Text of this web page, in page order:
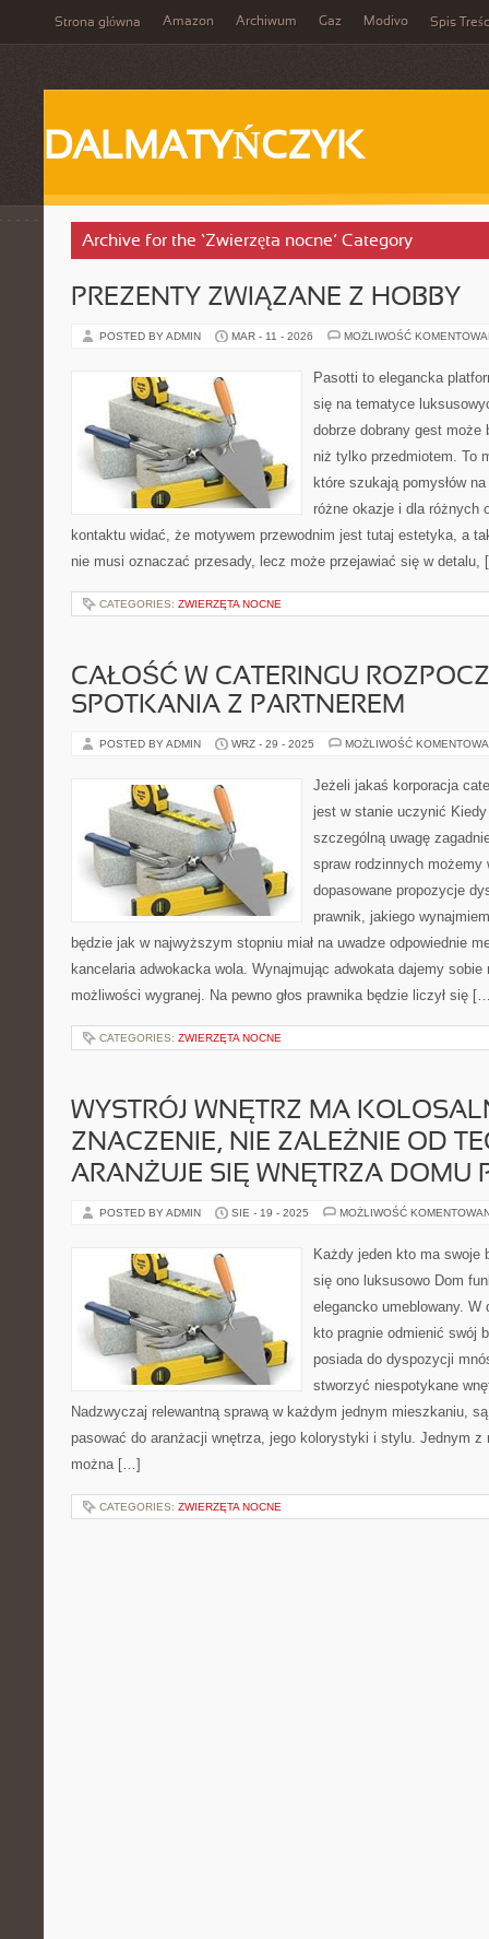
Strona główna Amazon Archiwum Gaz Modivo Spis
DALMATYŃCZYK
Archive for the ‘Zwierzęta nocne’ Category
PREZENTY ZWIĄZANE Z HOBBY
POSTED BY ADMIN MAR - 11 - 2026 MOŻLIWOŚĆ
Pasotti to elegancka
się na tematyce
dobrze dobrany gest
niż tylko przedmiotem. To
które szukają pomysłów
różne okazje i dla różnych
kontaktu widać, że motywem przewodnim jest tutaj estetyka, a
nie musi oznaczać przesady, lecz może przejawiać się w
CATEGORIES: ZWIERZĘTA NOCNE
CAŁOŚĆ W CATERINGU
SPOTKANIA Z PARTNEREM
POSTED BY ADMIN WRZ - 29 - 2025 MOŻLIWOŚĆ
Jeżeli jakaś korporacja
jest w stanie uczynić
szczególną uwagę
spraw rodzinnych możemy
dopasowane propozycje
prawnik, jakiego
będzie jak w najwyższym stopniu miał na uwadze odpowiednie
kancelaria adwokacka wola. Wynajmując adwokata dajemy
możliwości wygranej. Na pewno głos prawnika będzie liczył się
CATEGORIES: ZWIERZĘTA NOCNE
WYSTRÓJ WNĘTRZ MA
ZNACZENIE, NIE ZALEŻNIE OD
ARANŻUJE SIĘ WNĘTRZA DOMU
POSTED BY ADMIN SIE - 19 - 2025 MOŻLIWOŚĆ
Każdy jeden kto ma swoje
się ono luksusowo Dom
elegancko umeblowany.
kto pragnie odmienić swój
posiada do dyspozycji
stworzyć niespotykane
Nadzwyczaj relewantną sprawą w każdym jednym mieszkaniu,
pasować do aranżacji wnętrza, jego kolorystyki i stylu. Jednym
można […]
CATEGORIES: ZWIERZĘTA NOCNE